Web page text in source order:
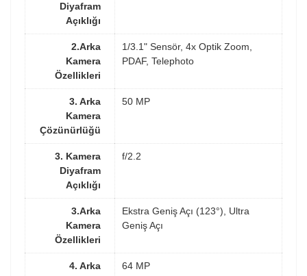
Diyafram
Açıklığı
2.Arka
Kamera
Özellikleri
1/3.1" Sensör, 4x Optik Zoom,
PDAF, Telephoto
3. Arka
Kamera
Çözünürlüğü
50 MP
3. Kamera
Diyafram
Açıklığı
f/2.2
3.Arka
Kamera
Özellikleri
Ekstra Geniş Açı (123°), Ultra
Geniş Açı
4. Arka
64 MP